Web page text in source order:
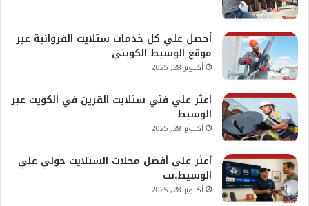
أحصل علي كل خدمات ستلايت الفروانية عبر
موقع الوسيط الكويتي
أكتوبر 28, 2025
اعثر علي فني ستلايت القرين في الكويت عبر
الوسيط
أكتوبر 28, 2025
أعثر علي أفضل محلات الستلايت حولي علي
الوسيط.نت
أكتوبر 28, 2025